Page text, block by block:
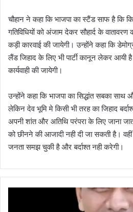
चौहान ने कहा कि भाजपा का स्टैंड साफ है कि
गतिविधियों को अंजाम देकर सौहार्द के
कड़ी कारवाई की जायेगी। उन्होंने कहा कि
लैंड जिहाद के लिए भी पार्टी कानून लेकर आयी
कार्यवाही की जायेगी।
उन्होंने कहा कि भाजपा का सिद्धांत सबका
लेकिन देव भूमि मे किसी भी तरह का जिहाद
अपनी शांत और अतिथि परंपरा के लिए जाना
को छीनने की आजादी नही दी जा सकती है।
जनता समझ चुकी है और बर्दाश्त नही करेगी।